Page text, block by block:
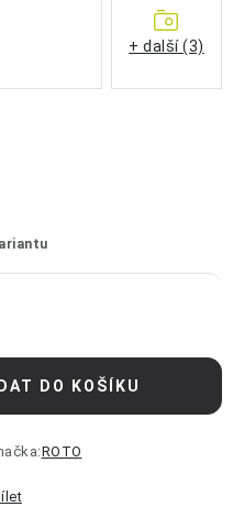
DO KOŠÍKU
ROTO
+ další (3)